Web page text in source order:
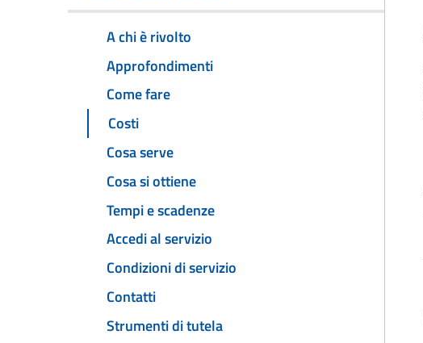
A chi è rivolto
Approfondimenti
Come fare
Costi
Cosa serve
Cosa si ottiene
Tempi e scadenze
Accedi al servizio
Condizioni di servizio
Contatti
Strumenti di tutela